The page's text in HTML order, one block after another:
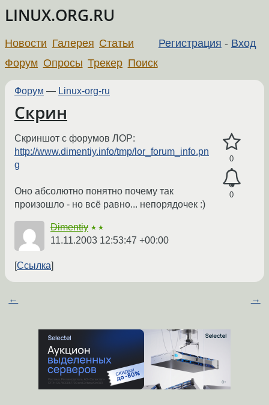
LINUX.ORG.RU
Регистрация - Вход
Новости Галерея Статьи
Форум Опросы Трекер Поиск
Форум — Linux-org-ru
Скрин
0
0
Скриншот с форумов ЛОР:
http://www.dimentiy.info/tmp/lor_forum_info.pn
g
Оно абсолютно понятно почему так
произошло - но всё равно... непорядочек :)
Dimentiy ★★
11.11.2003 12:53:47 +00:00
Ссылка
← →